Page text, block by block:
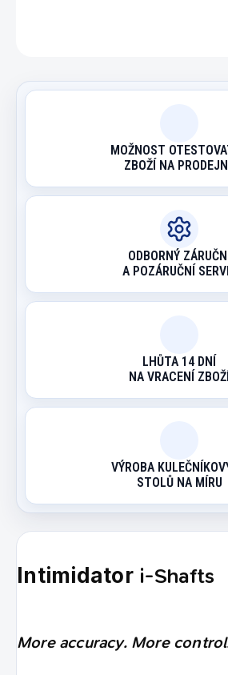
MOŽNOST
ZBOŽÍ NA
ODBORNÝ
A POZÁRUČNÍ
LHŮTA 14 DNÍ
NA VRACENÍ ZBOŽÍ
VÝROBA
STOLŮ NA MÍRU
Intimidatori-Shafts
More accuracy. More